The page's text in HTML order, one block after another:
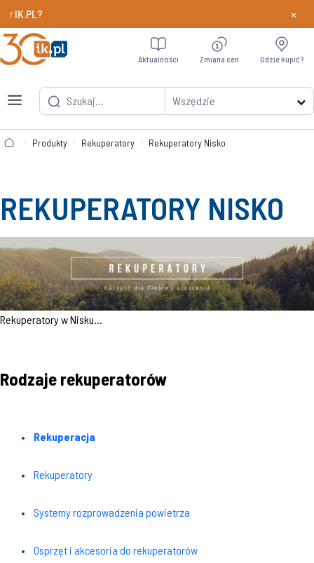
Chcesz szybciej odbierać nagrody w programieDowiedz
×
Wszędzie
Aktualności Zmiana cen Gdzie kupić?
Produkty Rekuperatory Rekuperatory Nisko
REKUPERATORY NISKO
Rekuperatory w Nisku...
Rodzaje rekuperatorów
Rekuperacja
Rekuperatory
Systemy rozprowadzenia powietrza
Osprzęt i akcesoria do rekuperatorów